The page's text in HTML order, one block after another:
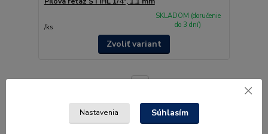
/ks
SKLADOM (doručenie
do 3 dní)
Zvoliť variant
Nastavenia Súhlasím